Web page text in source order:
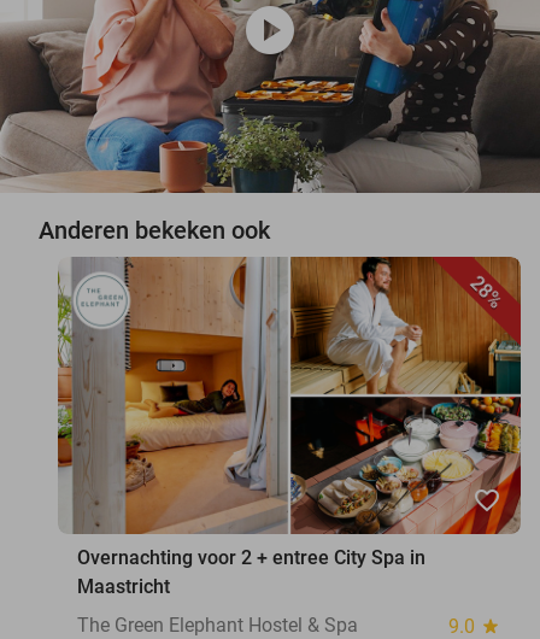
play_circle
Anderen bekeken ook
28%
favorite_border
Overnachting voor 2 + entree City Spa in
Maastricht
The Green Elephant Hostel & Spa
9.0 star